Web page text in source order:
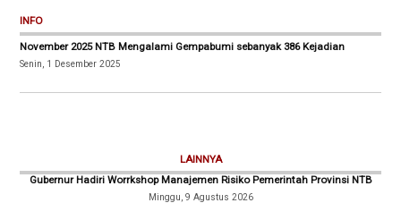
INFO
November 2025 NTB Mengalami Gempabumi sebanyak 386 Kejadian
Senin, 1 Desember 2025
LAINNYA
Gubernur Hadiri Worrkshop Manajemen Risiko Pemerintah Provinsi NTB
Minggu, 9 Agustus 2026